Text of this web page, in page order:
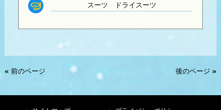
スーツ ドライスーツ
« 前のページ 後のページ »